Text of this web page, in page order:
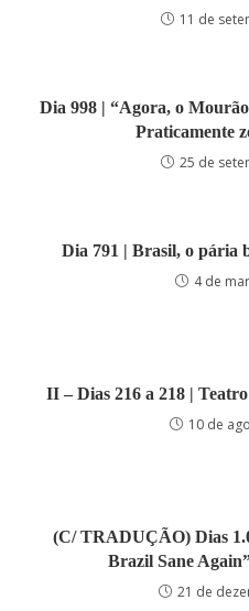
11 de
Dia 998 | “Agora, o
Praticamente
25 de
Dia 791 | Brasil, o pária
4 de
II – Dias 216 a 218 |
10 de
(C/ TRADUÇÃO) Dias
Brazil Sane
21 de